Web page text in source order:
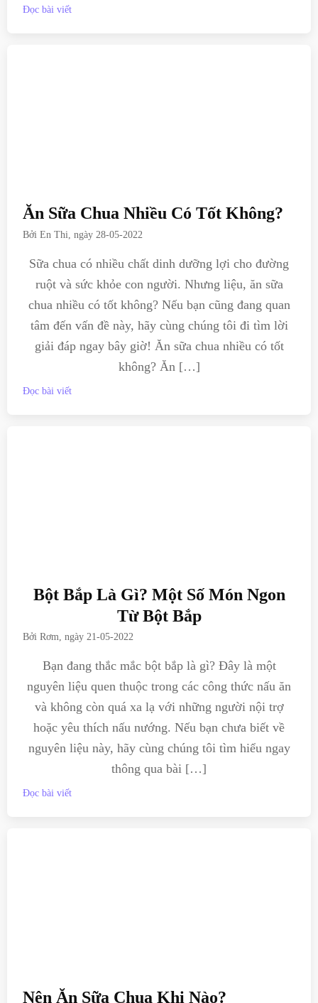
Đọc bài viết
Ăn Sữa Chua Nhiều Có Tốt Không?
BởiEn Thi , ngày 28-05-2022
Sữa chua có nhiều chất dinh dưỡng lợi cho đường
ruột và sức khỏe con người. Nhưng liệu, ăn sữa
chua nhiều có tốt không? Nếu bạn cũng đang quan
tâm đến vấn đề này, hãy cùng chúng tôi đi tìm lời
giải đáp ngay bây giờ! Ăn sữa chua nhiều có tốt
không? Ăn […]
Đọc bài viết
Bột Bắp Là Gì? Một Số Món Ngon
Từ Bột Bắp
BởiRơm, ngày21-05-2022
Bạn đang thắc mắc bột bắp là gì? Đây là một
nguyên liệu quen thuộc trong các công thức nấu ăn
và không còn quá xa lạ với những người nội trợ
hoặc yêu thích nấu nướng. Nếu bạn chưa biết về
nguyên liệu này, hãy cùng chúng tôi tìm hiểu ngay
thông qua bài […]
Đọc bài viết
Nên Ăn Sữa Chua Khi Nào?